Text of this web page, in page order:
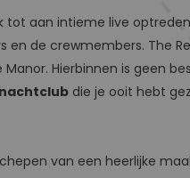
tot aan intieme live
de crewmembers. The
Hierbinnen is geen
die je ooit hebt
van een heerlijke